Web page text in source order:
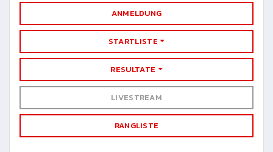
ANMELDUNG
STARTLISTE
RESULTATE
LIVESTREAM
RANGLISTE